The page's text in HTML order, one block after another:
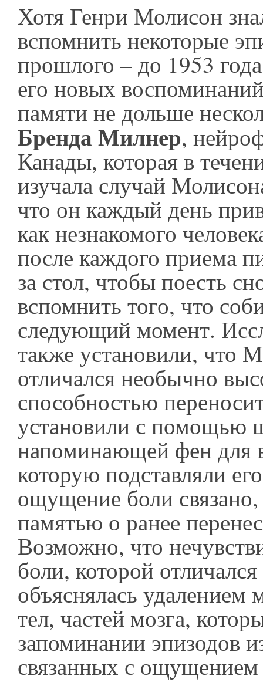
Хотя Генри Молисон
вспомнить некоторые
прошлого – до 1953
его новых
памяти не дольше
Бренда Милнер,
Канады, которая в
изучала случай
что он каждый день
как незнакомого
после каждого приема
за стол, чтобы поесть
вспомнить того, что
следующий момент.
также установили, что
отличался необычно
способностью
установили с помощью
напоминающей фен для
которую подставляли
ощущение боли связано,
памятью о ранее
Возможно, что
боли, которой
объяснялась удалением
тел, частей мозга,
запоминании эпизодов
связанных с